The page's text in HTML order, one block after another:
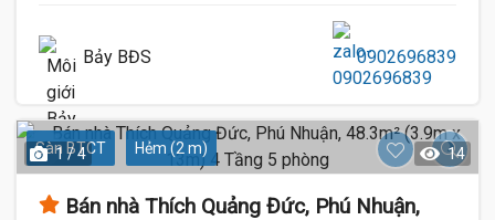
Bảy BĐS 0902696839
Sàn BTCT Hẻm (2 m)
1 / 4 14
Bán nhà Thích Quảng Đức, Phú Nhuận,